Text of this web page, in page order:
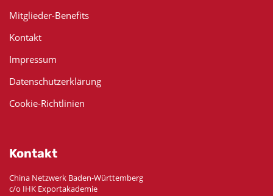
Mitglieder-Benefits
Kontakt
Impressum
Datenschutzerklärung
Cookie-Richtlinien
Kontakt
China Netzwerk Baden-Württemberg
c/o IHK Exportakademie